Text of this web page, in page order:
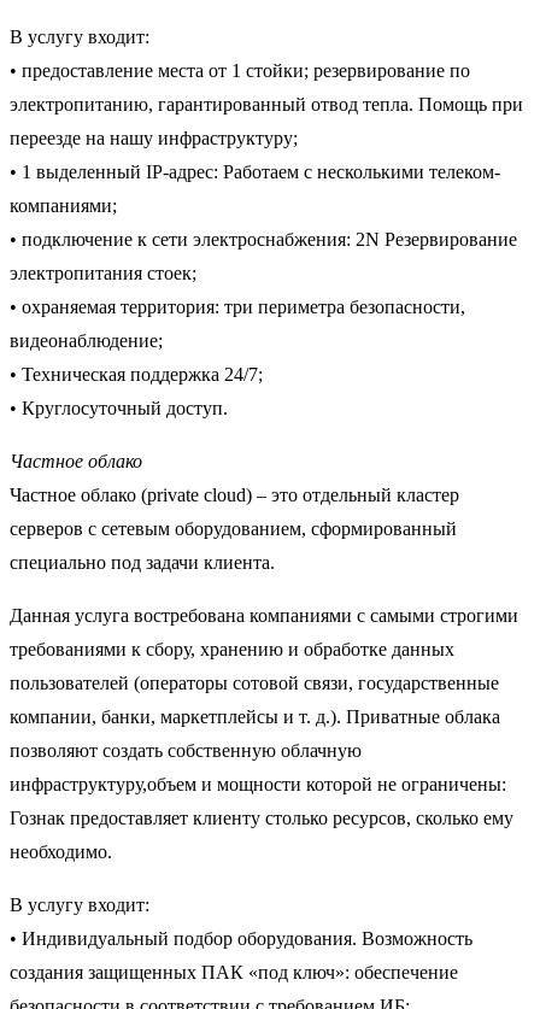
В услугу входит:
• предоставление места от 1 стойки; резервирование по
электропитанию, гарантированный отвод тепла. Помощь при
переезде на нашу инфраструктуру;
• 1 выделенный IP-адрес: Работаем с несколькими телеком-
компаниями;
• подключение к сети электроснабжения: 2N Резервирование
электропитания стоек;
• охраняемая территория: три периметра безопасности,
видеонаблюдение;
• Техническая поддержка 24/7;
• Круглосуточный доступ.
Частное облако
Частное облако (private cloud) – это отдельный кластер
серверов с сетевым оборудованием, сформированный
специально под задачи клиента.
Данная услуга востребована компаниями с самыми строгими
требованиями к сбору, хранению и обработке данных
пользователей (операторы сотовой связи, государственные
компании, банки, маркетплейсы и т. д.). Приватные облака
позволяют создать собственную облачную
инфраструктуру,объем и мощности которой не ограничены:
Гознак предоставляет клиенту столько ресурсов, сколько ему
необходимо.
В услугу входит:
• Индивидуальный подбор оборудования. Возможность
создания защищенных ПАК «под ключ»: обеспечение